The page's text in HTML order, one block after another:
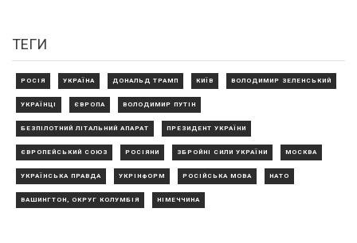
ТЕГИ
РОСІЯ УКРАЇНА ДОНАЛЬД ТРАМП КИЇВ ВОЛОДИМИР ЗЕЛЕНСЬКИЙ
УКРАЇНЦІ ЄВРОПА ВОЛОДИМИР ПУТІН
БЕЗПІЛОТНИЙ ЛІТАЛЬНИЙ АПАРАТ ПРЕЗИДЕНТ УКРАЇНИ
ЄВРОПЕЙСЬКИЙ СОЮЗ РОСІЯНИ ЗБРОЙНІ СИЛИ УКРАЇНИ МОСКВА
УКРАЇНСЬКА ПРАВДА УКРІНФОРМ РОСІЙСЬКА МОВА НАТО
ВАШИНГТОН, ОКРУГ КОЛУМБІЯ НІМЕЧЧИНА